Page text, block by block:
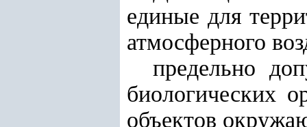
единые для
атмосферного
предельно
биологических
объектов